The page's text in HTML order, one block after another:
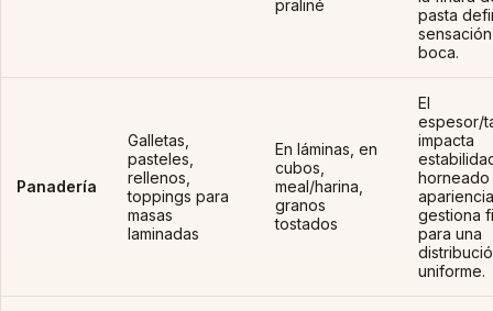
praliné
pasta
boca.
Panadería
Galletas,
pasteles,
rellenos,
toppings para
masas
laminadas
En láminas, en
cubos,
meal/harina,
granos
tostados
El
espesor/
impacta
horneado
gestiona
para una
uniforme.